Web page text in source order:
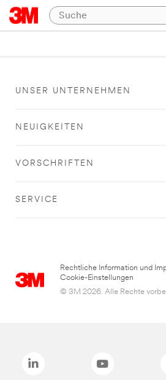
UNSER UNTERNEHMEN
NEUIGKEITEN
VORSCHRIFTEN
SERVICE
Rechtliche Information und
Cookie-Einstellungen
© 3M 2026. Alle Rechte